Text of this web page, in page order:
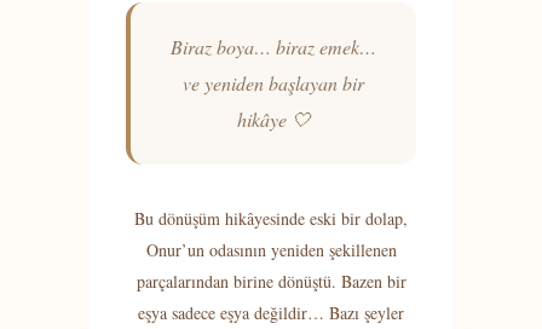
Biraz boya… biraz emek…
ve yeniden başlayan bir
hikâye 🤍
Bu dönüşüm hikâyesinde eski bir dolap,
Onur’un odasının yeniden şekillenen
parçalarından birine dönüştü. Bazen bir
eşya sadece eşya değildir… Bazı şeyler